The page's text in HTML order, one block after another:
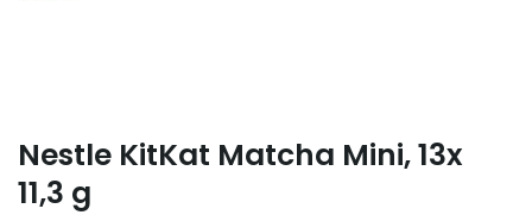
Nestle KitKat Matcha Mini, 13x
11,3 g